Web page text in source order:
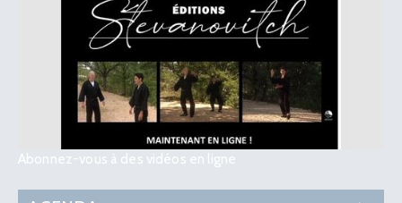
Abonnez-vous à des vidéos en ligne